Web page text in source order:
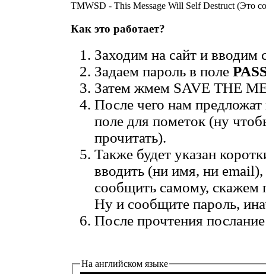
TMWSD - This Message Will Self Destruct (Это
Как это работает?
Заходим на сайт и
Задаем пароль в поле
Затем жмем SAVE THE
После чего нам
поле для пометок (ну
прочитать).
Также будет указан
вводить (ни имя, ни
сообщить самому, скажем
Ну и сообщите пароль,
После прочтения
На английском языке